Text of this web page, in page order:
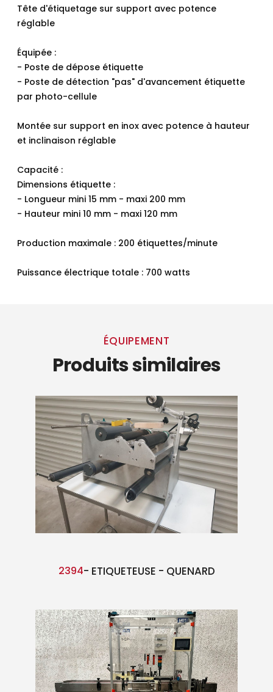
Tête d'étiquetage sur support avec potence
réglable
Équipée :
- Poste de dépose étiquette
- Poste de détection "pas" d'avancement étiquette
par photo-cellule
Montée sur support en inox avec potence à hauteur
et inclinaison réglable
Capacité :
Dimensions étiquette :
- Longueur mini 15 mm - maxi 200 mm
- Hauteur mini 10 mm - maxi 120 mm
Production maximale : 200 étiquettes/minute
Puissance électrique totale : 700 watts
ÉQUIPEMENT
Produits similaires
2394- ETIQUETEUSE - QUENARD